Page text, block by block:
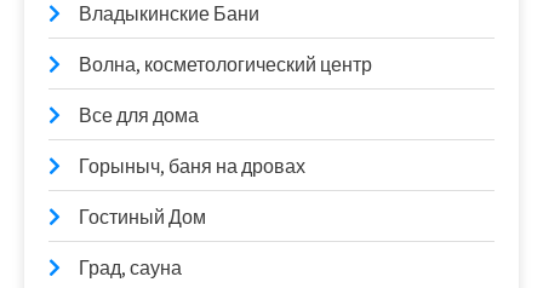
Владыкинские Бани
Волна, косметологический центр
Все для дома
Горыныч, баня на дровах
Гостиный Дом
Град, сауна